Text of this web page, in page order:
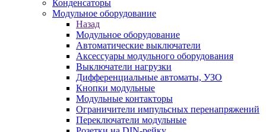
Конденсаторы
Модульное оборудование
Назад
Модульное оборудование
Автоматические выключатели
Аксессуары модульного оборудования
Выключатели нагрузки
Дифференциальные автоматы, УЗО
Кнопки модульные
Модульные контакторы
Ограничители импульсных перенапряжений
Переключатели модульные